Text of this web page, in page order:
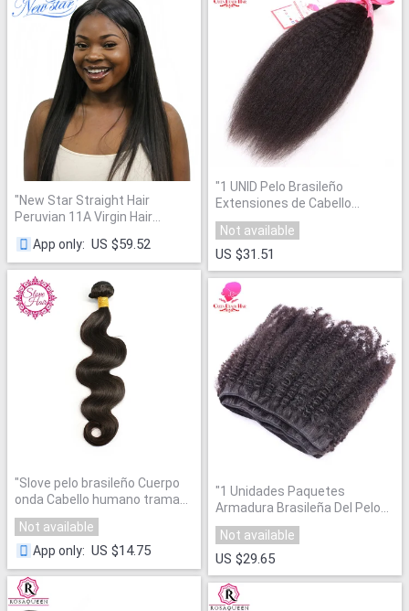
"New Star Straight Hair
Peruvian 11A Virgin Hair
1/3/4Bundles 100%
Unprocessed Human Raw Hair
Weft Bundles"
App only: US $59.52
"Slove pelo brasileño Cuerpo
onda Cabello humano trama
del color natural negro Remy
extensiones del pelo puede
ser teñido envío gratis"
Not available
App only: US $14.75
"1 UNID Pelo Brasileño
Extensiones de Cabello
Humano de la Armadura
Bundles Cabello
Not available
US $31.51
"1 Unidades Paquetes
Armadura Brasileña Del Pelo
Extensiones de Cabello
Humano"
Not available
US $29.65